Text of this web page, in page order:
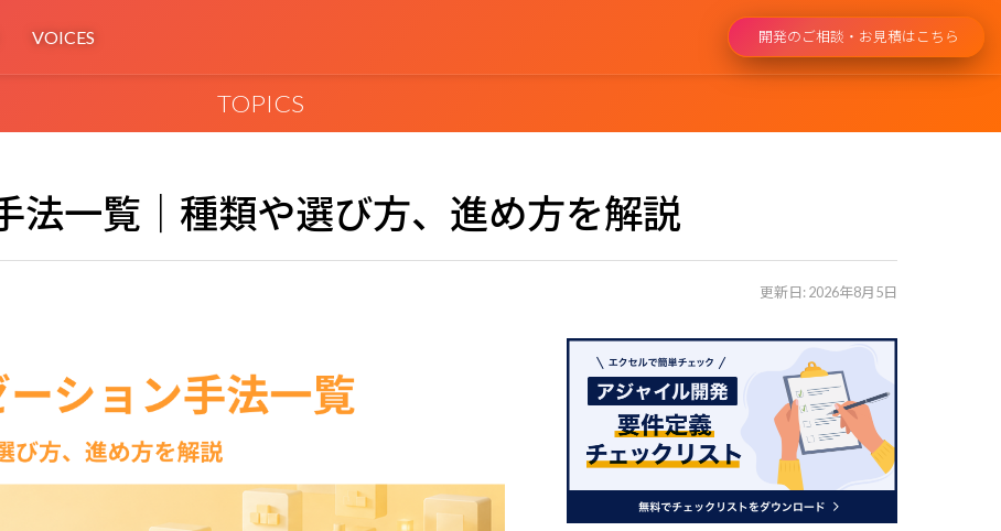
発・運用基盤
脆弱性診断
ペネトレーションテスト + 脆弱性評価
xseeds Hub
エンジニアリングサービス
Incubation
プロアーティスト向けファンコミュ
ニティ
Trys
IP制作に精通したクリエイティブ集
VOICES 開発のご相談・お見積はこちら
TOPICS
法一覧｜種類や選び方、進め方を解説
更新日: 2026年8月5日